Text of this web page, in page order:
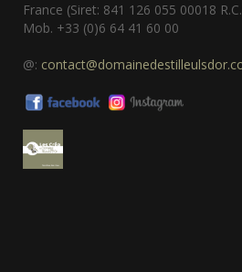
France (Siret: 841 126 055 00018
Mob. +33 (0)6 64 41 60 00
@: